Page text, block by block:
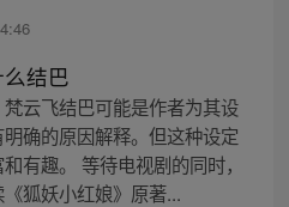
结巴
云飞结巴可能是作者为其设
确的原因解释。但这种设定
有趣。 等待电视剧的同时，
狐妖小红娘》原著...